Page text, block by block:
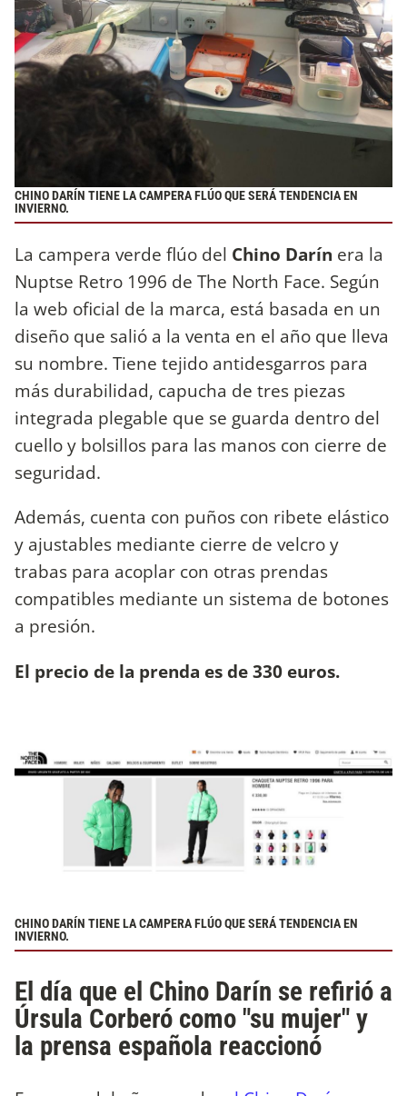
CHINO DARÍN TIENE LA CAMPERA FLÚO QUE SERÁ TENDENCIA EN
INVIERNO.
La campera verde flúo del Chino Darín era la
Nuptse Retro 1996 de The North Face. Según
la web oficial de la marca, está basada en un
diseño que salió a la venta en el año que lleva
su nombre. Tiene tejido antidesgarros para
más durabilidad, capucha de tres piezas
integrada plegable que se guarda dentro del
cuello y bolsillos para las manos con cierre de
seguridad.
Además, cuenta con puños con ribete elástico
y ajustables mediante cierre de velcro y
trabas para acoplar con otras prendas
compatibles mediante un sistema de botones
a presión.
El precio de la prenda es de 330 euros.
CHINO DARÍN TIENE LA CAMPERA FLÚO QUE SERÁ TENDENCIA EN
INVIERNO.
El día que el Chino Darín se refirió a
Úrsula Corberó como "su mujer" y
la prensa española reaccionó